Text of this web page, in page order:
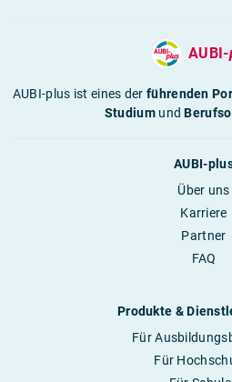
AUBI-
AUBI-plus ist eines derführenden
Studiumund
AUBI-
Über uns
Karriere
Partner
FAQ
Produkte &
Für
Für